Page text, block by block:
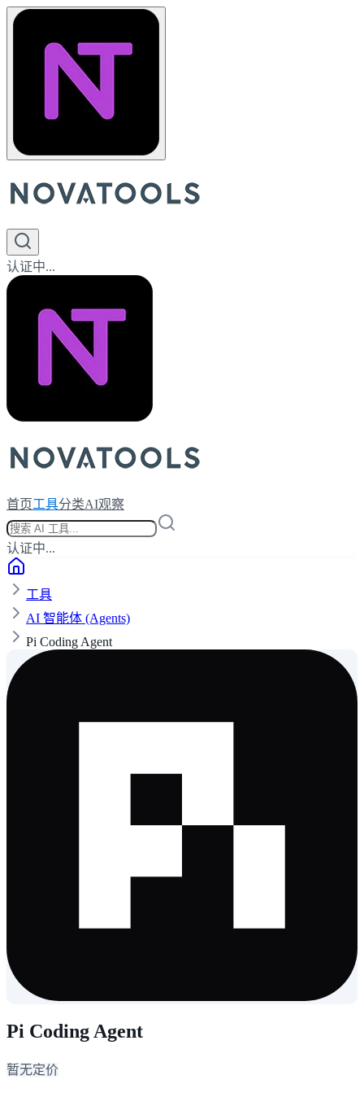
认证中...
首页工具分类AI观察
认证中...
工具
AI 智能体 (Agents)
Pi Coding Agent
Pi Coding Agent
暂无定价